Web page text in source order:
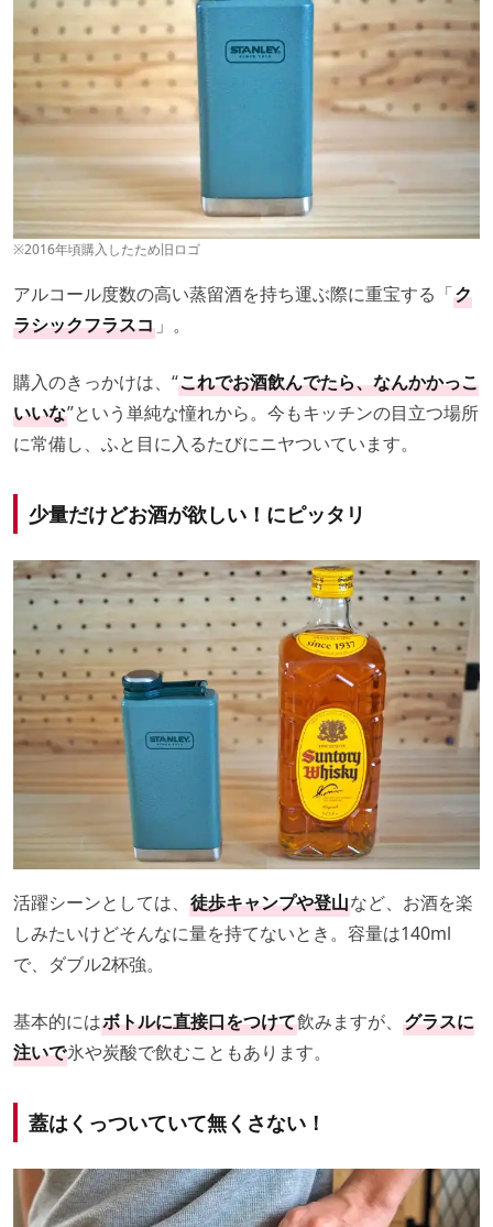
※2016年頃購入したため旧ロゴ
アルコール度数の高い蒸留酒を持ち運ぶ際に重宝する「ク
ラシックフラスコ 」。
購入のきっかけは、“これでお酒飲んでたら、なんかかっこ
いいな”という単純な憧れから。今もキッチンの目立つ場所
に常備し、ふと目に入るたびにニヤついています。
少量だけどお酒が欲しい！にピッタリ
活躍シーンとしては、 徒歩キャンプや登山など、お酒を楽
しみたいけどそんなに量を持てないとき。容量は140ml
で、ダブル2杯強。
基本的にはボトルに直接口をつけて飲みますが、 グラスに
注いで氷や炭酸で飲むこともあります。
蓋はくっついていて無くさない！